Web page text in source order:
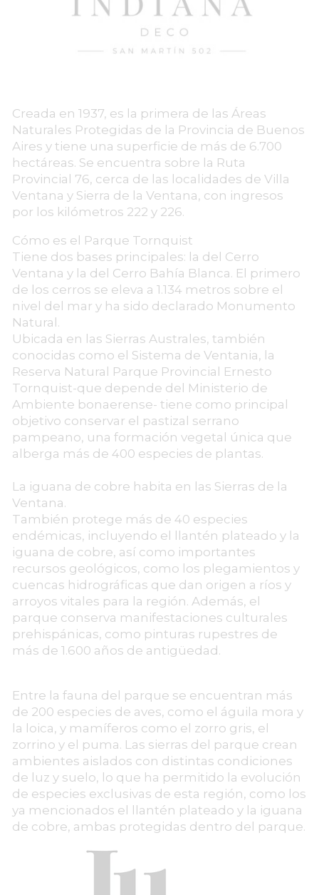
Creada en 1937, es la primera de las Áreas
Naturales Protegidas de la Provincia de Buenos
Aires y tiene una superficie de más de 6.700
hectáreas. Se encuentra sobre la Ruta
Provincial 76, cerca de las localidades de Villa
Ventana y Sierra de la Ventana, con ingresos
por los kilómetros 222 y 226.
Cómo es el Parque Tornquist
Tiene dos bases principales: la del Cerro
Ventana y la del Cerro Bahía Blanca. El primero
de los cerros se eleva a 1.134 metros sobre el
nivel del mar y ha sido declarado Monumento
Natural.
Ubicada en las Sierras Australes, también
conocidas como el Sistema de Ventania, la
Reserva Natural Parque Provincial Ernesto
Tornquist-que depende del Ministerio de
Ambiente bonaerense- tiene como principal
objetivo conservar el pastizal serrano
pampeano, una formación vegetal única que
alberga más de 400 especies de plantas.
La iguana de cobre habita en las Sierras de la
Ventana.
También protege más de 40 especies
endémicas, incluyendo el llantén plateado y la
iguana de cobre, así como importantes
recursos geológicos, como los plegamientos y
cuencas hidrográficas que dan origen a ríos y
arroyos vitales para la región. Además, el
parque conserva manifestaciones culturales
prehispánicas, como pinturas rupestres de
más de 1.600 años de antigüedad.
Entre la fauna del parque se encuentran más
de 200 especies de aves, como el águila mora y
la loica, y mamíferos como el zorro gris, el
zorrino y el puma. Las sierras del parque crean
ambientes aislados con distintas condiciones
de luz y suelo, lo que ha permitido la evolución
de especies exclusivas de esta región, como los
ya mencionados el llantén plateado y la iguana
de cobre, ambas protegidas dentro del parque.